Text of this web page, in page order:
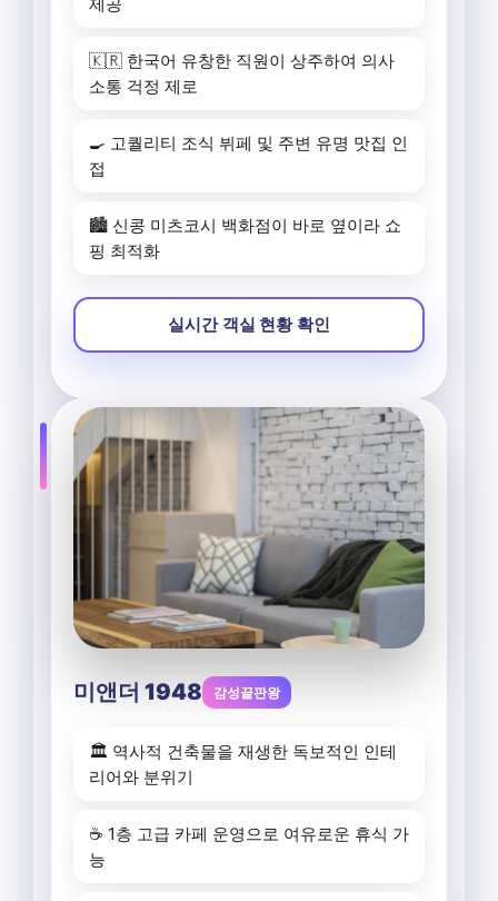
🇰🇷 한국어 유창한 직원이 상주하여 의사
소통 걱정 제로
🍳 고퀄리티 조식 뷔페 및 주변 유명 맛집 인
접
🏙️ 신콩 미츠코시 백화점이 바로 옆이라 쇼
핑 최적화
실시간 객실 현황 확인
미앤더 1948 감성끝판왕
🏛️ 역사적 건축물을 재생한 독보적인 인테
리어와 분위기
☕ 1층 고급 카페 운영으로 여유로운 휴식 가
능